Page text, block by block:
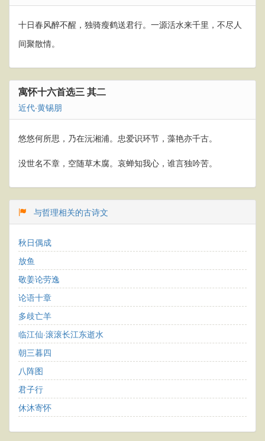
十日春风醉不醒，独骑瘦鹤送君行。一源活水来千里，不尽人
间聚散情。
寓怀十六首选三 其二
近代·黄锡朋
悠悠何所思，乃在沅湘浦。忠爱识环节，藻艳亦千古。
没世名不章，空随草木腐。哀蝉知我心，谁言独吟苦。
与哲理相关的古诗文
秋日偶成
放鱼
敬姜论劳逸
论语十章
多歧亡羊
临江仙·滚滚长江东逝水
朝三暮四
八阵图
君子行
休沐寄怀